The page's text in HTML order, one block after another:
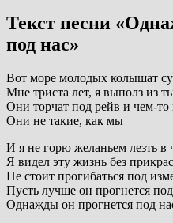
Текст песни
под нас»
Вот море молодых колышат
Мне триста лет, я выполз из
Они торчат под рейв и чем-
Они не такие, как мы
И я не горю желаньем лезть в
Я видел эту жизнь без прикрас
Не стоит прогибаться под
Пусть лучше он прогнется
Однажды он прогнется под